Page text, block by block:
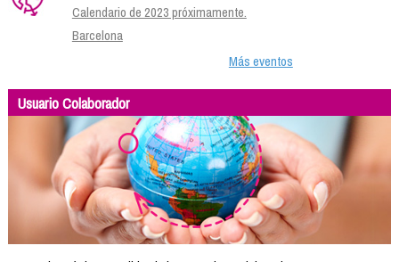
Calendario de 2023 próximamente.
Barcelona
Más eventos
Usuario Colaborador